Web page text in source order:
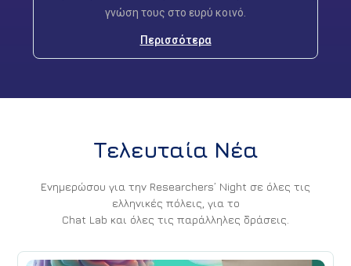
γνώση τους στο ευρύ κοινό.
Περισσότερα
Τελευταία Νέα
Ενημερώσου για την Researchers’ Night σε όλες τις
ελληνικές πόλεις, για το
Chat Lab και όλες τις παράλληλες δράσεις.